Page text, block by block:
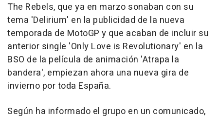
The Rebels, que ya en marzo sonaban con su
tema 'Delirium' en la publicidad de la nueva
temporada de MotoGP y que acaban de incluir su
anterior single 'Only Love is Revolutionary' en la
BSO de la película de animación 'Atrapa la
bandera', empiezan ahora una nueva gira de
invierno por toda España.
Según ha informado el grupo en un comunicado,